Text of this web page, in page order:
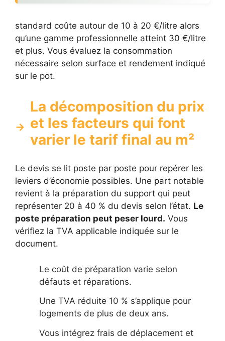
standard coûte autour de 10 à 20 €/litre alors
qu’une gamme professionnelle atteint 30 €/litre
et plus. Vous évaluez la consommation
nécessaire selon surface et rendement indiqué
sur le pot.
La décomposition du prix
et les facteurs qui font
varier le tarif final au m²
Le devis se lit poste par poste pour repérer les
leviers d’économie possibles. Une part notable
revient à la préparation du support qui peut
représenter 20 à 40 % du devis selon l’état. Le
poste préparation peut peser lourd. Vous
vérifiez la TVA applicable indiquée sur le
document.
Le coût de préparation varie selon
défauts et réparations.
Une TVA réduite 10 % s’applique pour
logements de plus de deux ans.
Vous intégrez frais de déplacement et